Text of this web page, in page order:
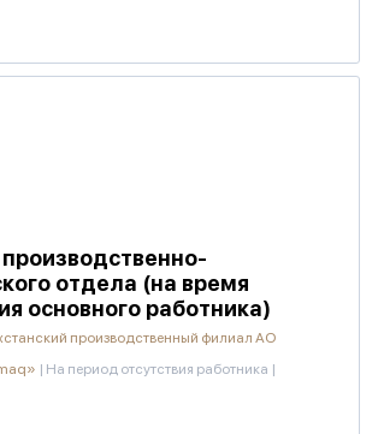
отдела (на время
основного работника)
производственный филиал АО
| На период отсутствия работника |